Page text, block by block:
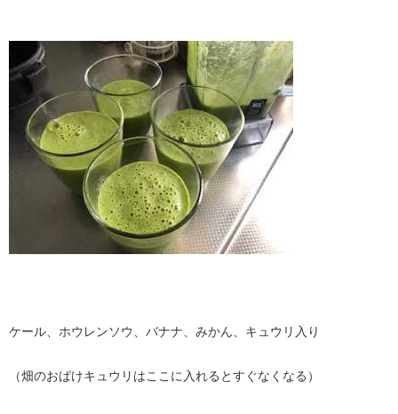
ケール、ホウレンソウ、バナナ、みかん、キュウリ入り
（畑のおばけキュウリはここに入れるとすぐなくなる）